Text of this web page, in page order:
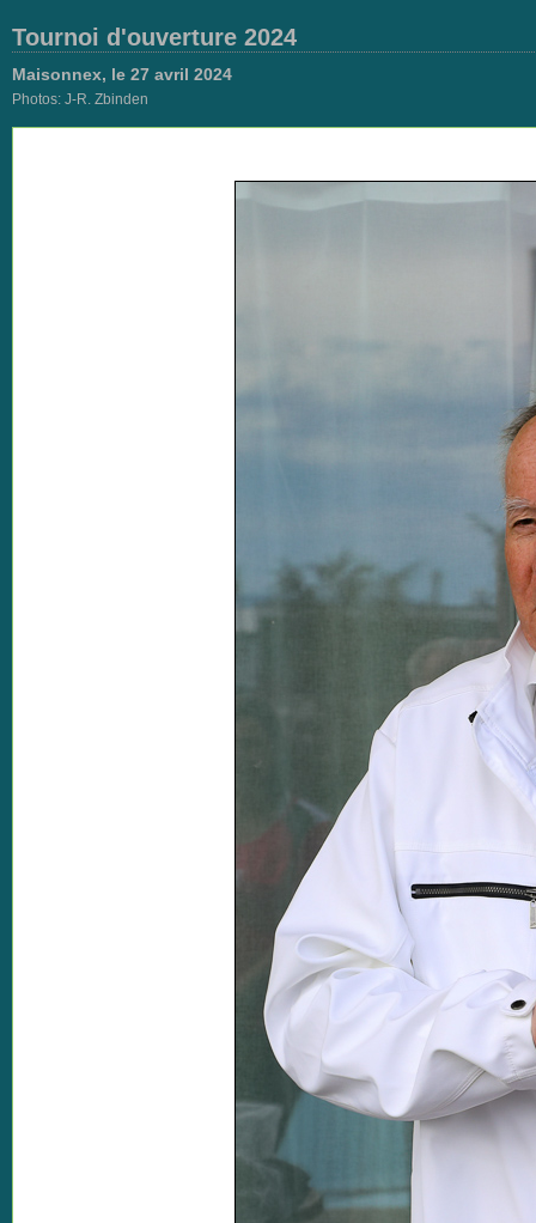
Tournoi d'ouverture 2024
Maisonnex, le 27 avril 2024
Photos: J-R. Zbinden